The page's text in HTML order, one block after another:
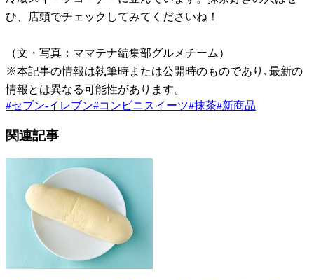
ひ、店頭でチェックしてみてくださいね！
（文・写真：ママテナ編集部グルメチーム）
※本記事の情報は執筆時または公開時のものであり､最新の
情報とは異なる可能性があります。
#セブン-イレブン#コンビニスイーツ#抹茶#新商品
関連記事